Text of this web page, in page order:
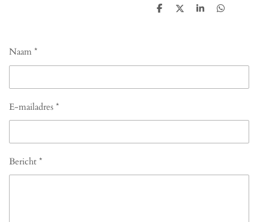
D
D
S
D
Naam *
E-mailadres *
Bericht *